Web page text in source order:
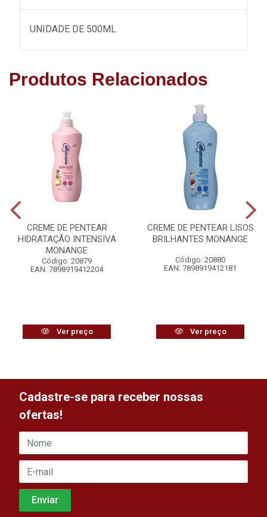
UNIDADE DE 500ML
Produtos Relacionados
CREME DE PENTEAR
HIDRATAÇÃO INTENSIVA
MONANGE
Código: 20879
EAN: 7898919412204
Ver preço
CREME DE PENTEAR LISOS
BRILHANTES MONANGE
Código: 20880
EAN: 7898919412181
Ver preço
Cadastre-se para receber nossas
ofertas!